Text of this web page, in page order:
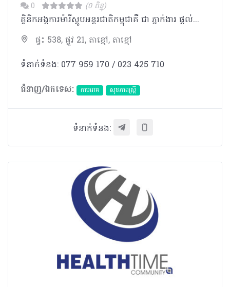
0 (0 ពិន្ទុ)
គ្លិនិកអង្គការម៉ារីស្តូបអន្តរជាតិកម្ពុជាគឺ ជា ភ្នាក់ងារ ផ្តល់សេវាឈាន មុខ គេ ផ្នែក រំលូត កូនដោយសុវត្ថិភាព ពន្យារកំណើត សុខភាពបន្តពូជ និងផ្លូវភេទ។
ផ្ទះ 538, ផ្លូវ 21, តាខ្មៅ, តាខ្មៅ
ទំនាក់ទំនង: 077 959 170 / 023 425 710
ជំនាញ/ឯកទេស:
កាមរោគ សុខភាពស្រ្តី
ទំនាក់ទំនង: